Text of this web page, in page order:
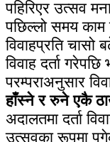
पहिरिएर उत्सव
पछिल्लो समय काम
विवाहप्रति
विवाह दर्ता
परम्पराअनुसार
हाँस्ने र रुने एकै
अदालतमा दर्ता
उत्सवका रूपमा